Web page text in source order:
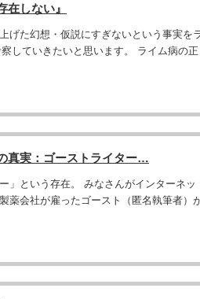
しない』
げた幻想・仮説にすぎないという事実を
していきたいと思います。 ライム病の正
実：ゴーストライター…
」という存在。 みなさんがインターネッ
薬会社が雇ったゴースト（匿名執筆者）